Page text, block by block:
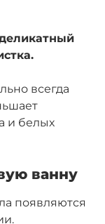
всегда
и белых
ванну
появляются